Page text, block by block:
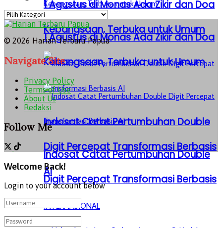
1 Agustus di Monas Ada Zikir dan Doa
Kebangsaan, Terbuka untuk Umum
Indosat Catat Pertumbuhan Double
Digit Percepat Transformasi Berbasis
AI
INTERNASIONAL
1 Agustus di Monas Ada Zikir dan Doa
Kebangsaan, Terbuka untuk Umum
Indosat Catat Pertumbuhan Double
Digit Percepat Transformasi Berbasis
Kategori
© 2026 Harian Terbaru Papua
Navigate Site
Privacy Policy
Terms of Use
About Us
Redaksi
Follow Me
Welcome Back!
Login to your account below